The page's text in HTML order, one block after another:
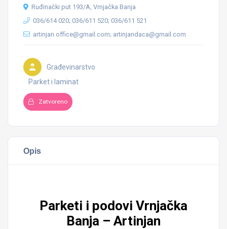
Ruđinački put 193/A, Vrnjačka Banja
036/614 020; 036/611 520; 036/611 521
artinjan.office@gmail.com; artinjandaca@gmail.com
Građevinarstvo
Parket i laminat
Zatvoreno
Opis
Parketi i podovi Vrnjačka
Banja – Artinjan